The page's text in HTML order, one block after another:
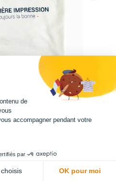
dans le Nord et sérigraphié en
de
accompagner pendant votre
par
OK pour moi